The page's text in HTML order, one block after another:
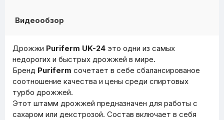
Видеообзор
Дрожжи Puriferm UK-24 это одни из самых
недорогих и быстрых дрожжей в мире.
Бренд Puriferm сочетает в себе сбалансированое
соотношение качества и цены среди спиртовых
турбо дрожжей.
Этот штамм дрожжей предназначен для работы с
сахаром или декстрозой. Состав включает в себя